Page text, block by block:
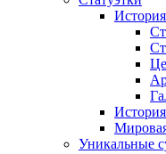
Уникальные